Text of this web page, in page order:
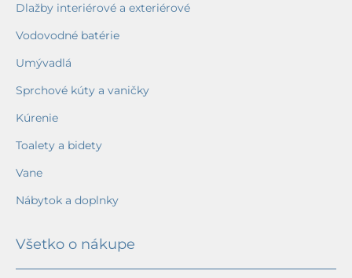
Dlažby interiérové a exteriérové
Vodovodné batérie
Umývadlá
Sprchové kúty a vaničky
Kúrenie
Toalety a bidety
Vane
Nábytok a doplnky
Všetko o nákupe